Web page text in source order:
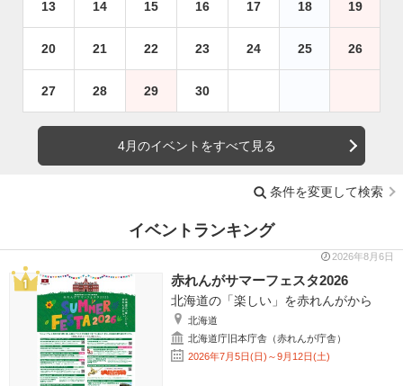
13 14 15 16 17 18 19
20 21 22 23 24 25 26
27 28 29 30
4月のイベントをすべて見る
条件を変更して検索
イベントランキング
2026年8月6日
赤れんがサマーフェスタ2026
北海道の「楽しい」を赤れんがから
北海道
北海道庁旧本庁舎（赤れんが庁舎）
2026年7月5日(日)～9月12日(土)